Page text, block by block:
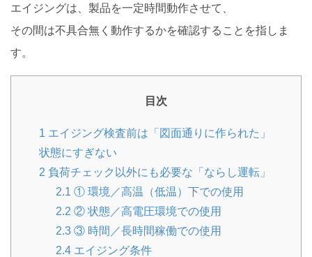
エイジングは、製品を一定時間動作させて、
その間は不具合無く動作するかを確認することを指しま
す。
目次
1 エイジング検査前は「図面通りに作られた」
状態にすぎない
2 負荷チェック以外にも必要な「ならし運転」
2.1 ① 環境／高温（低温）下での使用
2.2 ② 状態／高電圧環境での使用
2.3 ③ 時間／長時間稼働での使用
2.4 エイジング条件